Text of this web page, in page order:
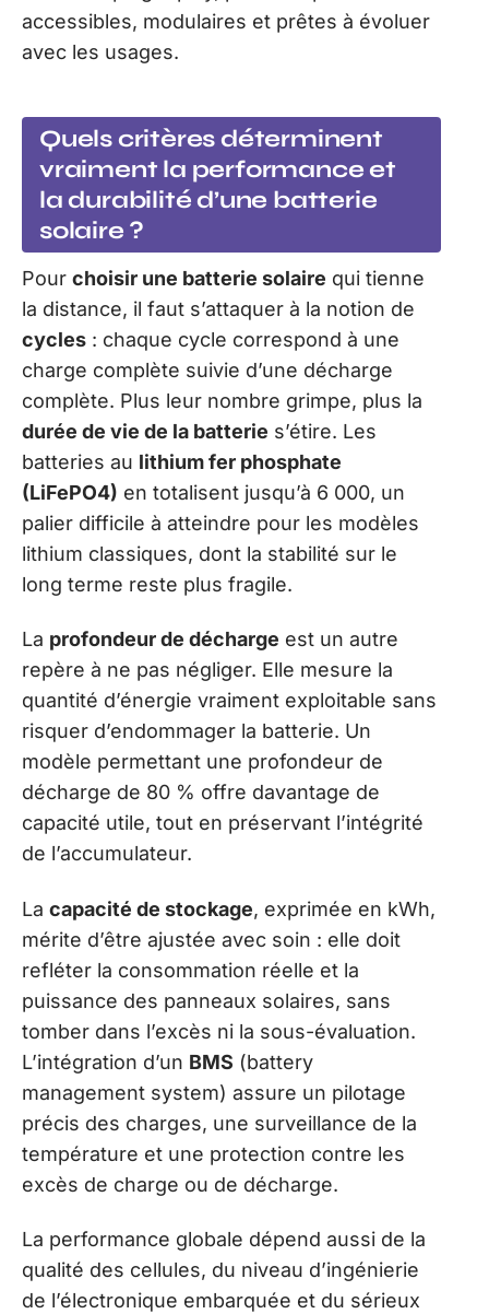
accessibles, modulaires et prêtes à évoluer
avec les usages.
Quels critères déterminent
vraiment la performance et
la durabilité d’une batterie
solaire ?
Pour choisir une batterie solaire qui tienne
la distance, il faut s’attaquer à la notion de
cycles : chaque cycle correspond à une
charge complète suivie d’une décharge
complète. Plus leur nombre grimpe, plus la
durée de vie de la batterie s’étire. Les
batteries au lithium fer phosphate
(LiFePO4) en totalisent jusqu’à 6 000, un
palier difficile à atteindre pour les modèles
lithium classiques, dont la stabilité sur le
long terme reste plus fragile.
La profondeur de décharge est un autre
repère à ne pas négliger. Elle mesure la
quantité d’énergie vraiment exploitable sans
risquer d’endommager la batterie. Un
modèle permettant une profondeur de
décharge de 80 % offre davantage de
capacité utile, tout en préservant l’intégrité
de l’accumulateur.
La capacité de stockage, exprimée en kWh,
mérite d’être ajustée avec soin : elle doit
refléter la consommation réelle et la
puissance des panneaux solaires, sans
tomber dans l’excès ni la sous-évaluation.
L’intégration d’un BMS (battery
management system) assure un pilotage
précis des charges, une surveillance de la
température et une protection contre les
excès de charge ou de décharge.
La performance globale dépend aussi de la
qualité des cellules, du niveau d’ingénierie
de l’électronique embarquée et du sérieux